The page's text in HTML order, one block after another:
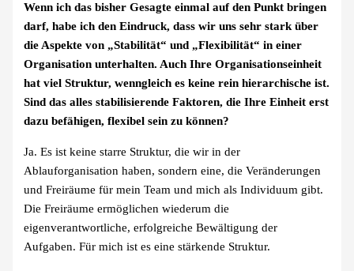
Wenn ich das bisher Gesagte einmal auf den Punkt bringen
darf, habe ich den Eindruck, dass wir uns sehr stark über
die Aspekte von „Stabilität“ und „Flexibilität“ in einer
Organisation unterhalten. Auch Ihre Organisationseinheit
hat viel Struktur, wenngleich es keine rein hierarchische ist.
Sind das alles stabilisierende Faktoren, die Ihre Einheit erst
dazu befähigen, flexibel sein zu können?
Ja. Es ist keine starre Struktur, die wir in der
Ablauforganisation haben, sondern eine, die Veränderungen
und Freiräume für mein Team und mich als Individuum gibt.
Die Freiräume ermöglichen wiederum die
eigenverantwortliche, erfolgreiche Bewältigung der
Aufgaben. Für mich ist es eine stärkende Struktur.